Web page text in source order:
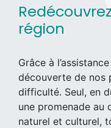
région
Grâce à
découverte de nos
difficulté. Seul, en
une promenade
naturel et culturel,